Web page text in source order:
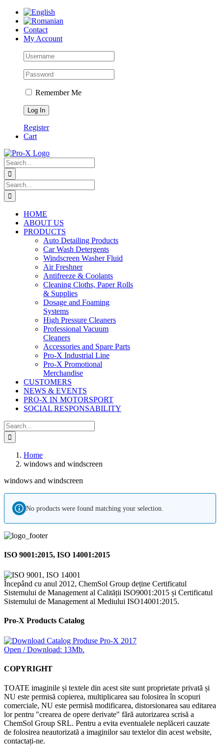
Skip
contentContact
My Account
Remember Me
Register
Cart
Search
for:
Search
for:
HOME
ABOUT US
PRODUCTS
Auto Detailing Products
Car Wash Detergents
Windscreen Washer Fluid
Air Freshner
Antifreeze & Coolants
Cleaning Cloths, Paper Rolls
& Supplies
Dosage and Foaming
Systems
High Pressure Cleaners
Professional Vacuum
Cleaners
Accessories and Spare Parts
Pro-X Industrial Line
Pro-X Promotional
Merchandise
CUSTOMERS
NEWS & EVENTS
PRO-X IN MOTORSPORT
SOCIAL RESPONSABILITY
Search
for:
Home
windows and windscreen
windows and windscreen
No products were found matching your selection.
ISO 9001:2015, ISO 14001:2015
Începând cu anul 2012, ChemSol Group deține Certificatul
Sistemului de Management al Calității ISO9001:2015 și Certificatul
Sistemului de Management al Mediului ISO14001:2015.
Pro-X Products Catalog
Open / Download: 13Mb.
COPYRIGHT
TOATE imaginile și textele din acest site sunt proprietate privată și
NU este permisă copierea, multiplicarea sau folosirea în scopuri
comerciale, NU este permisă modificarea, distorsionarea sau editarea
lor pentru "crearea de opere derivate" fără autorizarea scrisă a
ChemSol Group SRL. Pentru a evita eventualele neplăceri cauzate
de folosirea neautorizată a imaginilor sau textelor din acest website,
contactați-ne.